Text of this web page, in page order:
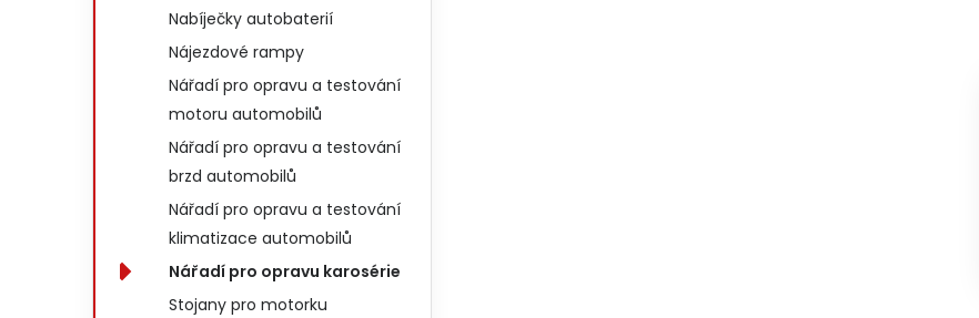
Nabíječky autobaterií
Nájezdové rampy
Nářadí pro opravu a testování
motoru automobilů
Nářadí pro opravu a testování
brzd automobilů
Nářadí pro opravu a testování
klimatizace automobilů
Nářadí pro opravu karosérie
Stojany pro motorku